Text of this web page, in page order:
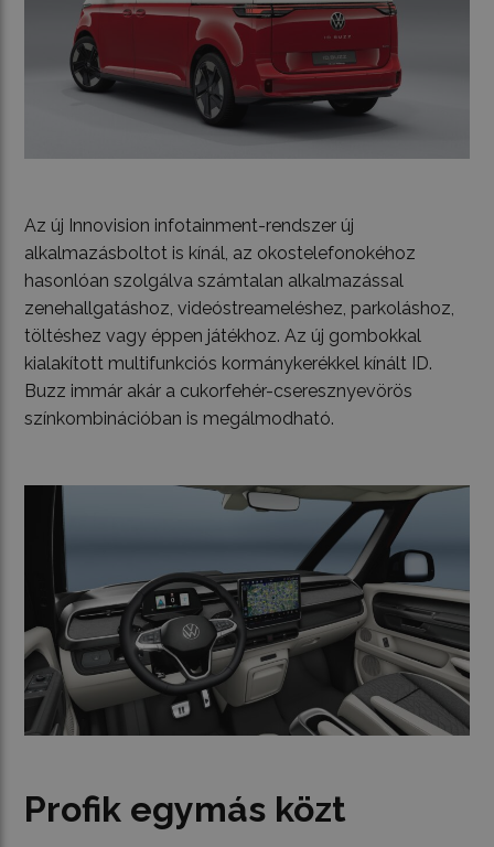
Az új Innovision infotainment-rendszer új
alkalmazásboltot is kínál, az okostelefonokéhoz
hasonlóan szolgálva számtalan alkalmazással
zenehallgatáshoz, videóstreameléshez, parkoláshoz,
töltéshez vagy éppen játékhoz. Az új gombokkal
kialakított multifunkciós kormánykerékkel kínált ID.
Buzz immár akár a cukorfehér-cseresznyevörös
színkombinációban is megálmodható.
Profik egymás közt